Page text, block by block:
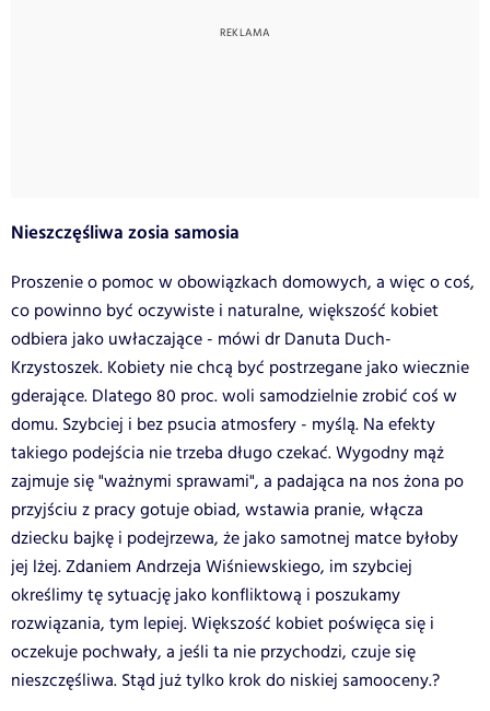
Nieszczęśliwa zosia samosia
Proszenie o pomoc w obowiązkach domowych, a więc o coś,
co powinno być oczywiste i naturalne, większość kobiet
odbiera jako uwłaczające - mówi dr Danuta Duch-
Krzystoszek. Kobiety nie chcą być postrzegane jako wiecznie
gderające. Dlatego 80 proc. woli samodzielnie zrobić coś w
domu. Szybciej i bez psucia atmosfery - myślą. Na efekty
takiego podejścia nie trzeba długo czekać. Wygodny mąż
zajmuje się "ważnymi sprawami", a padająca na nos żona po
przyjściu z pracy gotuje obiad, wstawia pranie, włącza
dziecku bajkę i podejrzewa, że jako samotnej matce byłoby
jej lżej. Zdaniem Andrzeja Wiśniewskiego, im szybciej
określimy tę sytuację jako konfliktową i poszukamy
rozwiązania, tym lepiej. Większość kobiet poświęca się i
oczekuje pochwały, a jeśli ta nie przychodzi, czuje się
nieszczęśliwa. Stąd już tylko krok do niskiej samooceny.?